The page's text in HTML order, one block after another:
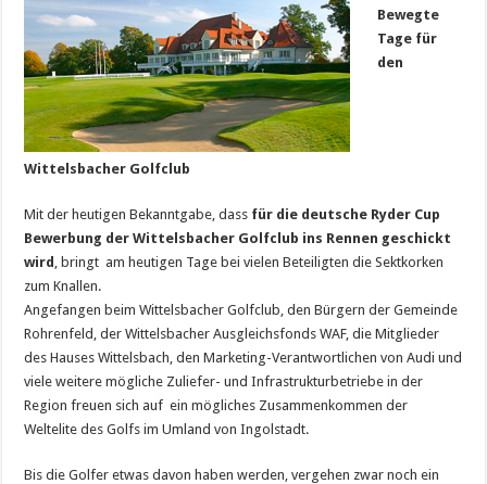
Bewegte
Tage für
den
Wittelsbacher Golfclub
Mit der heutigen Bekanntgabe, dass für die deutsche Ryder Cup
Bewerbung der Wittelsbacher Golfclub ins Rennen geschickt
wird , bringt am heutigen Tage bei vielen Beteiligten die Sektkorken
zum Knallen.
Angefangen beim Wittelsbacher Golfclub, den Bürgern der Gemeinde
Rohrenfeld, der Wittelsbacher Ausgleichsfonds WAF, die Mitglieder
des Hauses Wittelsbach, den Marketing-Verantwortlichen von Audi und
viele weitere mögliche Zuliefer- und Infrastrukturbetriebe in der
Region freuen sich auf ein mögliches Zusammenkommen der
Weltelite des Golfs im Umland von Ingolstadt.
Bis die Golfer etwas davon haben werden, vergehen zwar noch ein